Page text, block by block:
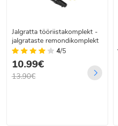
Jalgratta tööriistakomplekt -
jalgrataste remondikomplekt
4/5
10.99€
13.90€